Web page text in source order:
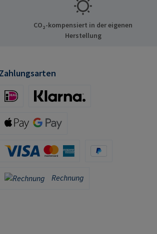
CO₂-kompensiert in der eigenen
Herstellung
Zahlungsarten
Rechnung
Rechnung